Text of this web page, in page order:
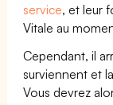
service, et leur
Vitale au
Cependant, il
surviennent et
Vous devrez